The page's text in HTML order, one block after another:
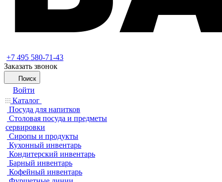
+7 495 580-71-43
Заказать звонок
Поиск
Войти
Каталог
Посуда для напитков
Столовая посуда и предметы
сервировки
Сиропы и продукты
Кухонный инвентарь
Кондитерский инвентарь
Барный инвентарь
Кофейный инвентарь